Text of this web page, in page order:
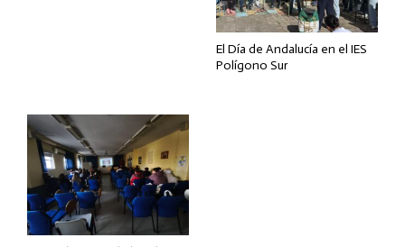
El Día de Andalucía en el IES
Polígono Sur